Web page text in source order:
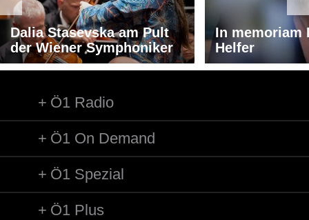
Dalia Stasevska am Pult
der Wiener Symphoniker
In memoriam
Helfer
Ö1 Radio
Ö1 On Demand
Ö1 Spezial
Ö1 Plus